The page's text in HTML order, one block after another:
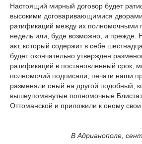
Настоящий мирный договор будет
высокими договаривающимися
ратификаций между их полномочными
недель или, буде возможно, и прежде.
акт, который содержит в себе
будет окончательно утвержден
ратификаций в постановленный срок,
полномочий подписали, печати наши
разменяли оный на другой подобный,
вышеупомянутые полномочные
Оттоманской и приложили к оному свои
В Адрианополе,